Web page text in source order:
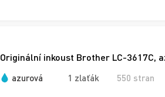
Originální inkoust Brother LC-3617C,
azurová 1 zlaťák 550 stran